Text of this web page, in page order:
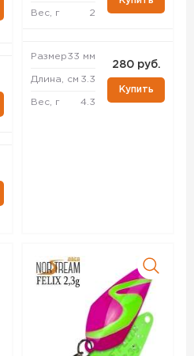
Вес, г 2
Размер33 мм
Длина, см 3.3
Вес, г 4.3
280 руб.
Купить